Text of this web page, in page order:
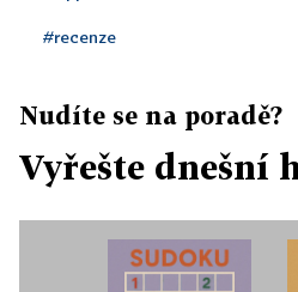
#recenze
Nudíte se na poradě?
Vyřešte dnešní